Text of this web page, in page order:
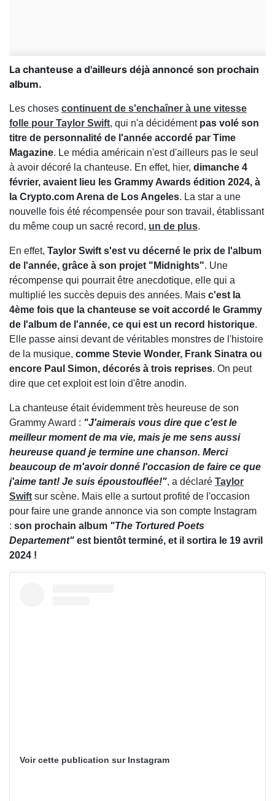
La chanteuse a d'ailleurs déjà annoncé son prochain
album.
Les choses continuent de s'enchaîner à une vitesse
folle pour Taylor Swift, qui n'a décidémentpas volé son
titre de personnalité de l'année accordé par Time
Magazine. Le média américain n'est d'ailleurs pas le seul
à avoir décoré la chanteuse. En effet, hier, dimanche 4
février, avaient lieu les Grammy Awards édition 2024, à
la Crypto.com Arena de Los Angeles. La star a une
nouvelle fois été récompensée pour son travail, établissant
du même coup un sacré record, un de plus.
En effet, Taylor Swift s'est vu décerné le prix de l'album
de l'année, grâce à son projet "Midnights". Une
récompense qui pourrait être anecdotique, elle qui a
multiplié les succès depuis des années. Mais c'est la
4ème fois que la chanteuse se voit accordé le Grammy
de l'album de l'année, ce qui est un record historique.
Elle passe ainsi devant de véritables monstres de l'histoire
de la musique, comme Stevie Wonder, Frank Sinatra ou
encore Paul Simon, décorés à trois reprises. On peut
dire que cet exploit est loin d'être anodin.
La chanteuse était évidemment très heureuse de son
Grammy Award : "J'aimerais vous dire que c'est le
meilleur moment de ma vie, mais je me sens aussi
heureuse quand je termine une chanson. Merci
beaucoup de m'avoir donné l'occasion de faire ce que
j'aime tant! Je suis époustouflée!", a déclaré Taylor
Swift sur scène. Mais elle a surtout profité de l'occasion
pour faire une grande annonce via son compte Instagram
: son prochain album "The Tortured Poets
Departement" est bientôt terminé, et il sortira le 19 avril
2024 !
Voir cette publication sur Instagram